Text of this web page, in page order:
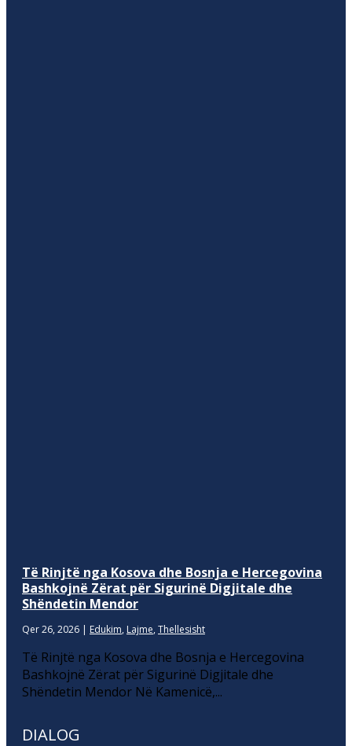
Të Rinjtë nga Kosova dhe Bosnja e Hercegovina
Bashkojnë Zërat për Sigurinë Digjitale dhe
Shëndetin Mendor
Qer 26, 2026 | Edukim, Lajme, Thellesisht
Të Rinjtë nga Kosova dhe Bosnja e Hercegovina
Bashkojnë Zërat për Sigurinë Digjitale dhe
Shëndetin Mendor Në Kamenicë,...
DIALOG